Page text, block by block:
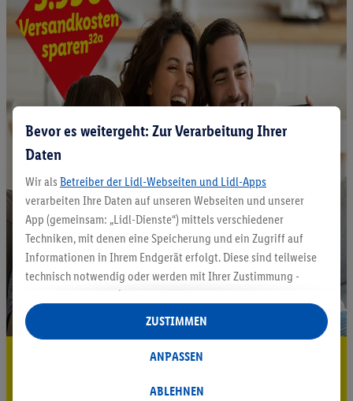
5.95 € Versand sparen³²ᵃ
Jetzt zum Newsletter anmelden
Bevor es weitergeht: Zur Verarbeitung Ihrer
Daten
Wir als Betreiber der Lidl-Webseiten und Lidl-Apps
verarbeiten Ihre Daten auf unseren Webseiten und unserer
App (gemeinsam: „Lidl-Dienste“) mittels verschiedener
Techniken, mit denen eine Speicherung und ein Zugriff auf
Informationen in Ihrem Endgerät erfolgt. Diese sind teilweise
technisch notwendig oder werden mit Ihrer Zustimmung -
auch durch Partner (u.a.
Verantwortliche; im Zusammenhang mit dem IAB TCF
insgesamt
Statistik-Erstellung oder für personalisierte Werbung
Datenverarbeitungen für personalisierte Werbung werden
ABLEHNEN
ANPASSEN
ZUSTIMMEN